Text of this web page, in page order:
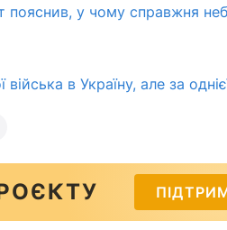
у чому справжня
війська в Україну, але за